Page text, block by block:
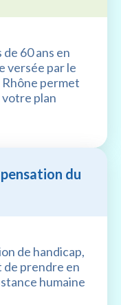
de 60 ans en
versée par le
permet
plan
du
de handicap,
prendre en
humaine